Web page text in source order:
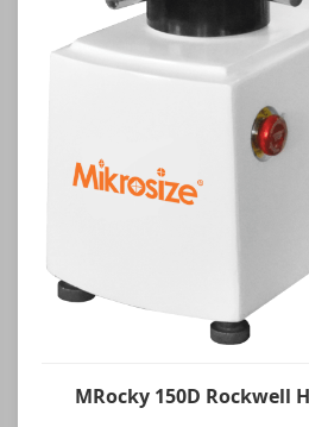
MRocky 150D Rockwell